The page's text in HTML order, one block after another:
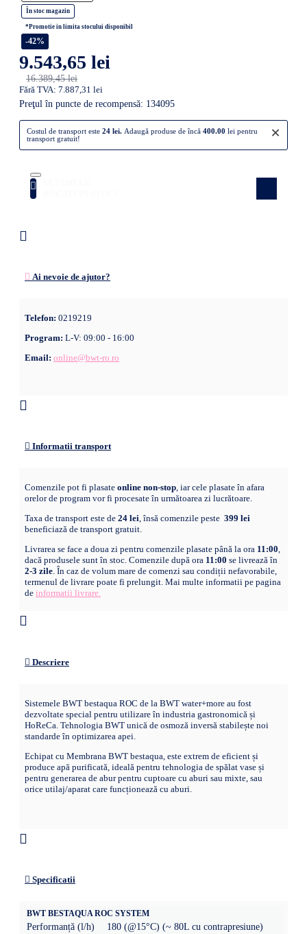
În stoc magazin
*Promotie in limita stocului disponibil
-42%
9.543,65 lei
16.389,45 lei
Fără TVA: 7.887,31 lei
Preţul în puncte de recompensă: 134095
×
Costul de transport este 24 lei. Adaugă produse de încă 400.00 lei pentru
transport gratuit!
Ai nevoie de ajutor?
Telefon: 0219219
Program: L-V: 09:00 - 16:00
Email: online@bwt-ro.ro
Informatii transport
Comenzile pot fi plasate online non-stop, iar cele plasate în afara
orelor de program vor fi procesate în următoarea zi lucrătoare.
Taxa de transport este de 24 lei, însă comenzile peste 399 lei
beneficiază de transport gratuit.
Livrarea se face a doua zi pentru comenzile plasate până la ora 11:00,
dacă produsele sunt în stoc. Comenzile după ora 11:00 se livrează în
2-3 zile. În caz de volum mare de comenzi sau condiții nefavorabile,
termenul de livrare poate fi prelungit. Mai multe informatii pe pagina
de informatii livrare.
Descriere
Sistemele BWT bestaqua ROC de la BWT water+more au fost
dezvoltate special pentru utilizare în industria gastronomică și
HoReCa. Tehnologia BWT unică de osmoză inversă stabilește noi
standarde în optimizarea apei.
Echipat cu Membrana BWT bestaqua, este extrem de eficient și
produce apă purificată, ideală pentru tehnologia de spălat vase și
pentru generarea de abur pentru cuptoare cu aburi sau mixte, sau
orice utilaj/aparat care funcționează cu aburi.
Specificatii
BWT BESTAQUA ROC SYSTEM
Performanță (l/h)
180 (@15°C) (~ 80L cu contrapresiune)